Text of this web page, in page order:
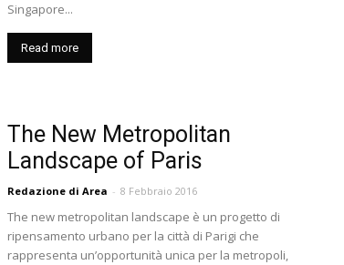
Singapore...
Read more
The New Metropolitan
Landscape of Paris
Redazione di Area - 8 Febbraio 2016
The new metropolitan landscape è un progetto di
ripensamento urbano per la città di Parigi che
rappresenta un’opportunità unica per la metropoli,